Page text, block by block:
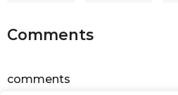
Comments
comments